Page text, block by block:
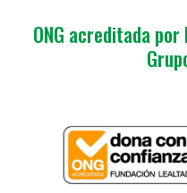
ONG acreditada